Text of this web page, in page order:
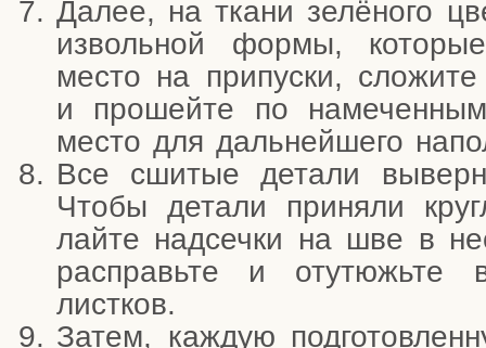
Далее, на тка­ни зелё­но­го
из­воль­ной фор­мы,
место на при­пус­ки,
и про­шей­те по
место для даль­ней­ше­го
Все сши­тые дета­ли
Что­бы дета­ли при­ня­ли
лай­те над­сеч­ки на шве в
рас­правь­те и отутюжь­те
листков.
Затем, каж­дую